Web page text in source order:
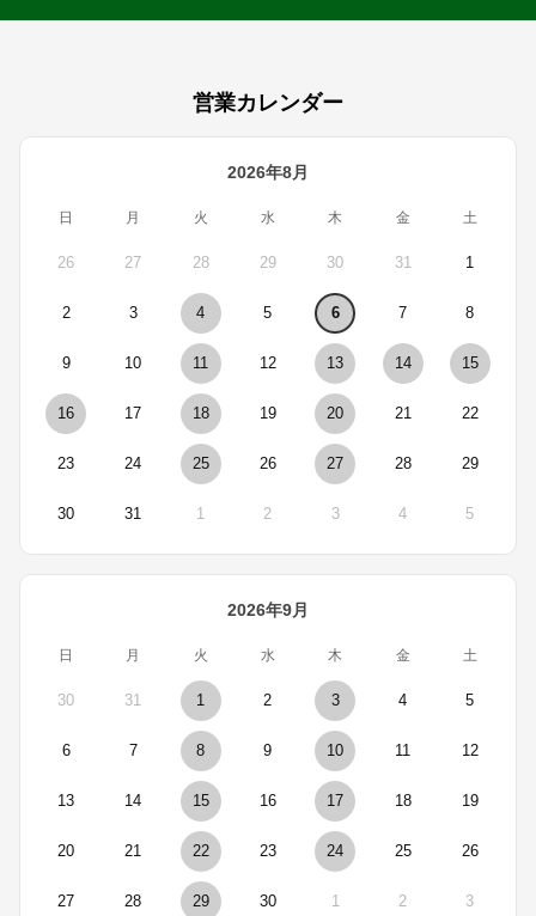
営業カレンダー
2026年8月
日 月 火 水 木 金 土
26 27 28 29 30 31 1
2 3 4 5 6 7 8
9 10 11 12 13 14 15
16 17 18 19 20 21 22
23 24 25 26 27 28 29
30 31 1 2 3 4 5
2026年9月
日 月 火 水 木 金 土
30 31 1 2 3 4 5
6 7 8 9 10 11 12
13 14 15 16 17 18 19
20 21 22 23 24 25 26
27 28 29 30 1 2 3